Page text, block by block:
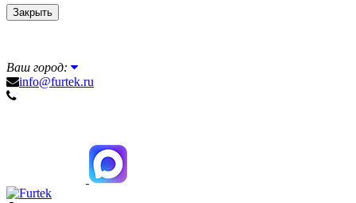
Закрыть
Ваш город:
info@furtek.ru